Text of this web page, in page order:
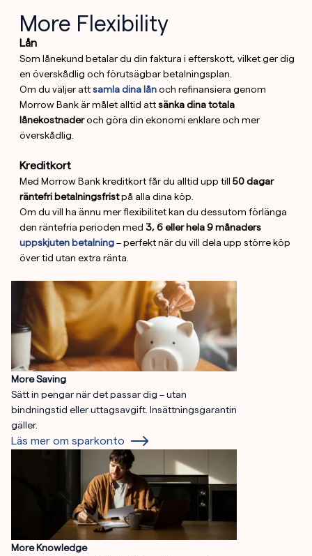
More Flexibility
Lån
Som lånekund betalar du din faktura i efterskott, vilket ger dig
en överskådlig och förutsägbar betalningsplan.
Om du väljer attsamla dina lånoch refinansiera genom
Morrow Bank är målet alltid attsänka dina totala
lånekostnaderoch göra din ekonomi enklare och mer
överskådlig.
Kreditkort
Med Morrow Bank kreditkort får du alltid upp till 50 dagar
räntefri betalningsfristpå alla dina köp.
Om du vill ha ännu mer flexibilitet kan du dessutom förlänga
den räntefria perioden med 3, 6 eller hela 9 månaders
uppskjuten betalning– perfekt när du vill dela upp större köp
över tid utan extra ränta.
More Saving
Sätt in pengar när det passar dig – utan
bindningstid eller uttagsavgift. Insättningsgarantin
gäller.
Läs mer om sparkonto
More Knowledge